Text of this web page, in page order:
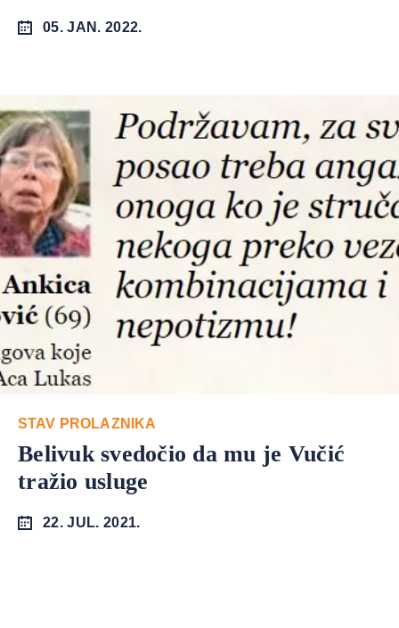
05. JAN. 2022.
STAV PROLAZNIKA
Belivuk svedočio da mu je Vučić
tražio usluge
22. JUL. 2021.